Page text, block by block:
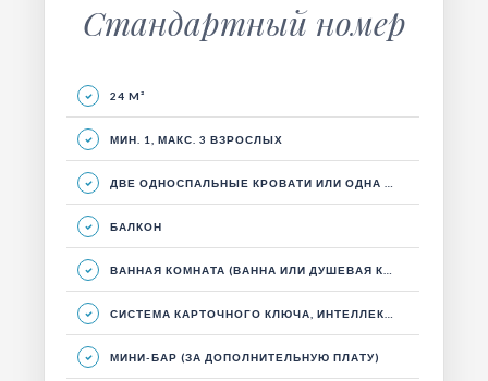
Стандартный номер
24 M²
МИН. 1, МАКС. 3 ВЗРОСЛЫХ
ДВЕ ОДНОСПАЛЬНЫЕ КРОВАТИ ИЛИ ОДНА ДВУСПАЛЬНАЯ КРОВАТЬ, ГОСТИНЫЙ УГОЛОК И БАЛКОН.
БАЛКОН
ВАННАЯ КОМНАТА (ВАННА ИЛИ ДУШЕВАЯ КАБИНА)
СИСТЕМА КАРТОЧНОГО КЛЮЧА, ИНТЕЛЛЕКТУАЛЬНАЯ ЭНЕРГЕТИЧЕСКАЯ СИСТЕМА
МИНИ-БАР (ЗА ДОПОЛНИТЕЛЬНУЮ ПЛАТУ)